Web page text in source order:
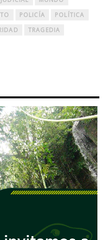
POLICÍA
POLÍTICA
TRAGEDIA